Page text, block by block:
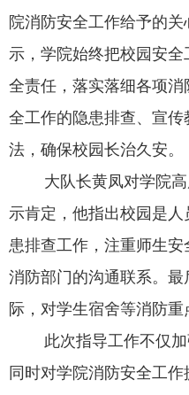
院消防安全工作给予的关
示， 学院始终把校园安
全责任，落实落细各项
全工作的隐患排查、宣
法，确保校园长治久安。
大队长黄凤对学院
示肯定 ，他指出校园是
患排查工作，注重师生
消防部门的沟通联系。
际，对学生宿舍等消防重
此次指导工作不仅
同时对学院消防安全工